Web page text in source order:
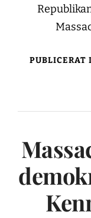
PUBLICERAT